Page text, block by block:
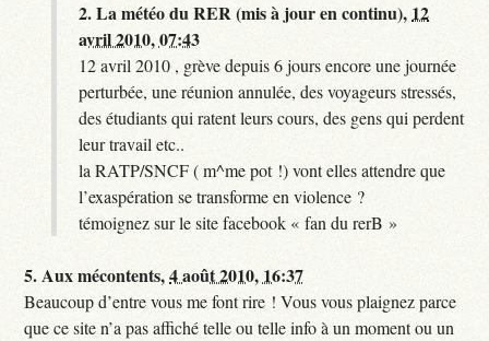
2.La météo du RER (mis à jour en continu), 12
avril 2010, 07:43
12 avril 2010 , grève depuis 6 jours encore une journée
perturbée, une réunion annulée, des voyageurs stressés,
des étudiants qui ratent leurs cours, des gens qui perdent
leur travail etc..
la RATP/SNCF ( m^me pot !) vont elles attendre que
l’exaspération se transforme en violence ?
témoignez sur le site facebook « fan du rerB »
5.Aux mécontents,4 août 2010, 16:37
Beaucoup d’entre vous me font rire ! Vous vous plaignez parce
que ce site n’a pas affiché telle ou telle info à un moment ou un